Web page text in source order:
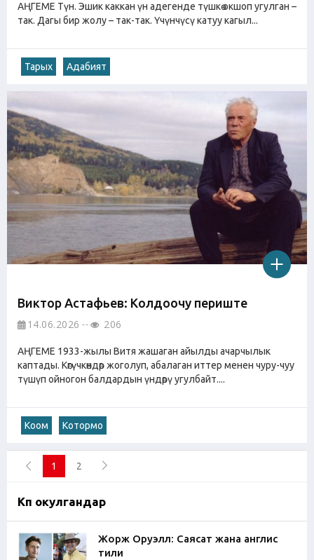
АҢГЕМЕ Түн. Эшик каккан үн адегенде түшкө окшоп угулган –
так. Дагы бир жолу – так-так. Үчүнчүсү катуу кагыл...
Тарых Адабият
Виктор Астафьев: Колдоочу периште
14.06.2026 206
АҢГЕМЕ 1933-жылы Витя жашаган айылды ачарчылык
каптады. Көгүчкөндөр жоголуп, абалаган иттер менен чуру-чуу
түшүп ойногон балдардын үндөрү угулбайт....
Коом Котормо
1 2
Көп окулгандар
Жорж Оруэлл: Саясат жана англис
тили